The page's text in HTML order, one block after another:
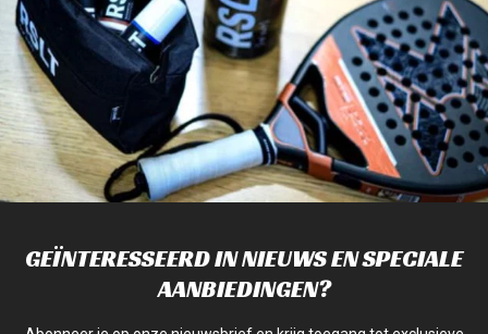
GEÏNTERESSEERD IN NIEUWS EN SPECIALE
AANBIEDINGEN?